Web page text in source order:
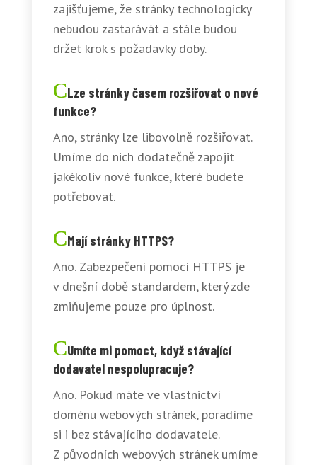
zajišťujeme, že stránky technologicky
nebudou zastarávát a stále budou
držet krok s požadavky doby.
Lze stránky časem rozšiřovat o nové
funkce?
Ano, stránky lze libovolně rozšiřovat.
Umíme do nich dodatečně zapojit
jakékoliv nové funkce, které budete
potřebovat.
Mají stránky HTTPS?
Ano. Zabezpečení pomocí HTTPS je
v dnešní době standardem, který zde
zmiňujeme pouze pro úplnost.
Umíte mi pomoct, když stávající
dodavatel nespolupracuje?
Ano. Pokud máte ve vlastnictví
doménu webových stránek, poradíme
si i bez stávajícího dodavatele.
Z původních webových stránek umíme